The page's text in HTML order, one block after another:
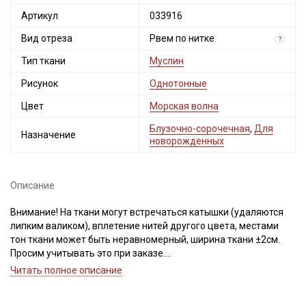
Артикул 033916
Вид отреза Рвем по нитке ?
Тип ткани Муслин
Рисунок Однотонные
Цвет Морская волна
Назначение
Блузочно-сорочечная, Для
новорожденных
Описание
Внимание! На ткани могут встречаться катышки (удаляются
липким валиком), вплетение нитей другого цвета, местами
тон ткани может быть неравномерный, ширина ткани ±2см.
Просим учитывать это при заказе.
Читать полное описание